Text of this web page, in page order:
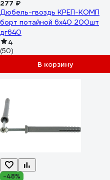
277 ₽
Дюбель-гвоздь КРЕП-КОМП
борт потайной 6х40 200шт
дг640
4
(50)
В корзину
-48%